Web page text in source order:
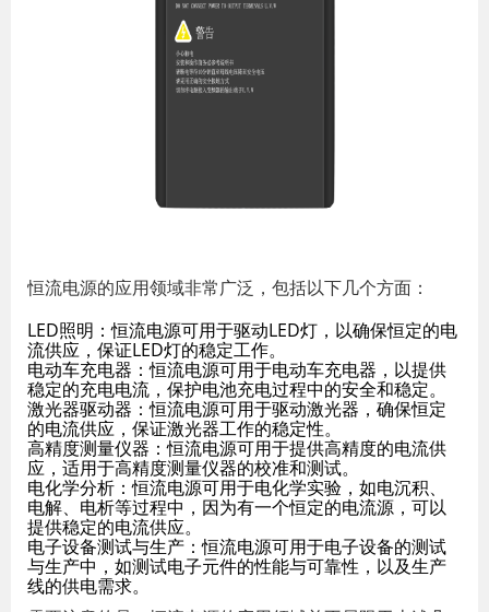
恒流电源的应用领域非常广泛，包括以下几个方面：
LED照明：恒流电源可用于驱动LED灯，以确保恒定的电
流供应，保证LED灯的稳定工作。
电动车充电器：恒流电源可用于电动车充电器，以提供
稳定的充电电流，保护电池充电过程中的安全和稳定。
激光器驱动器：恒流电源可用于驱动激光器，确保恒定
的电流供应，保证激光器工作的稳定性。
高精度测量仪器：恒流电源可用于提供高精度的电流供
应，适用于高精度测量仪器的校准和测试。
电化学分析：恒流电源可用于电化学实验，如电沉积、
电解、电析等过程中，因为有一个恒定的电流源，可以
提供稳定的电流供应。
电子设备测试与生产：恒流电源可用于电子设备的测试
与生产中，如测试电子元件的性能与可靠性，以及生产
线的供电需求。